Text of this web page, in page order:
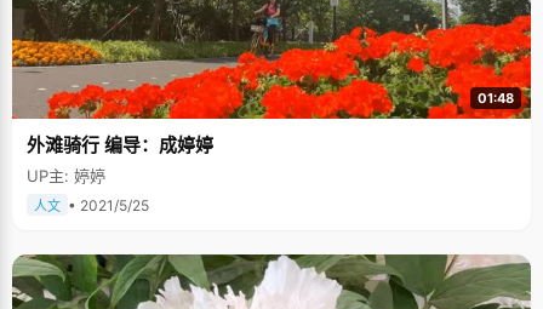
小，学习为重。"朱师达有些后怕的说，在这个自我意识极端膨大的时候，如
果稍有偏差可能会后果严重。回想起那段单纯的日子，朱师达还是感觉很美
好的。 大学毕竟不同于高中，一切事情都要自己打理，生活、学习、未来，
压力自然大了很多，不过一直以来脚踏实地的学习，十几年的班干部组织
者，恋爱的经验，让朱师达变得成熟稳重起来，做事情之前也会考虑得全面
周全一些才去做。可能是参加北大爱心社的缘故，朱师达说，把人生中所有
这些很开心的事情，很好的事情看成是一种馈赠，感谢这些经历让自己长
大。朱师达特别喜欢动画片《埃及王子》主题曲《When you believe》中的
一句歌词："when you believe，though hope is frail"，"&lsquo;只要相信
就会有奇迹&rsquo;，歌词中表达出的那种信念和毅力特别能触动我"。 "现在
有女朋友吗？"采访快结束的时候，我忍不住继续八卦了一下，这回朱师达冲
有深意的。最后祝福这个干净从容的男孩将来能得到自己人生中更多更好
的"馈赠"。
01:48
外滩骑行 编导：成婷婷
UP主: 婷婷
人文 • 2021/5/25